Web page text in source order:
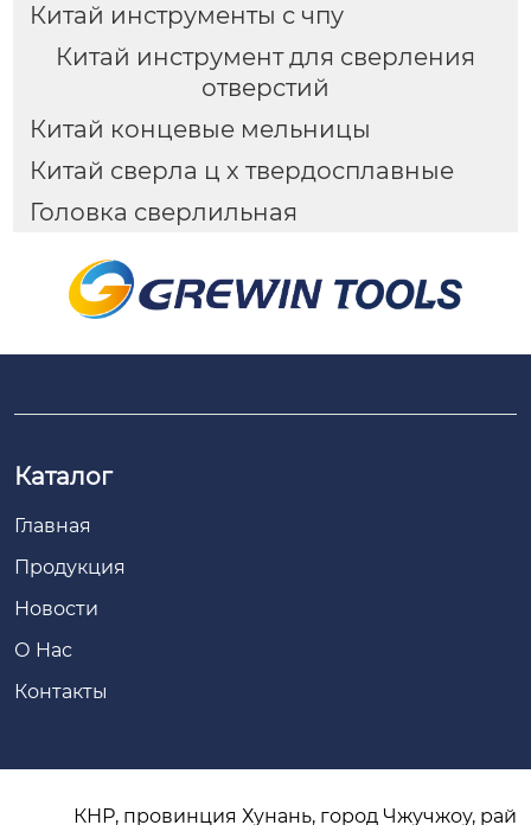
Китай инструменты с чпу
Китай инструмент для сверления
отверстий
Китай концевые мельницы
Китай сверла ц х твердосплавные
Головка сверлильная
Каталог
Главная
Продукция
Новости
О Hас
Контакты
КНР, провинция Хунань, город Чжучжоу, рай